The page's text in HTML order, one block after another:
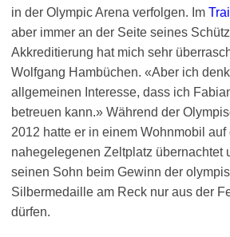
in der Olympic Arena verfolgen. Im
aber immer an der Seite seines
Akkreditierung hat mich sehr
Wolfgang Hambüchen. «Aber ich
allgemeinen Interesse, dass ich
betreuen kann.» Während der
2012 hatte er in einem Wohnmobil auf
nahegelegenen Zeltplatz übernachtet
seinen Sohn beim Gewinn der
Silbermedaille am Reck nur aus der
dürfen.